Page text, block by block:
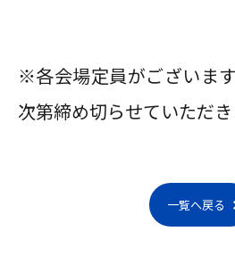
※各会場定員がございま
次第締め切らせていただき
一覧へ戻る